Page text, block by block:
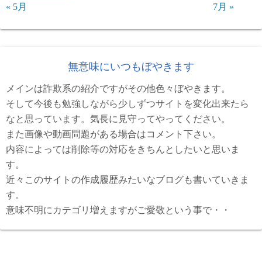
« 5月 7月 »
無意味にいつもぼやきます
メインは詐欺系の紹介ですがその他色々ぼやきます。
そして今後も勉強しながら少しずつサイトを変化出来たら
なと思っています。気長に見守ってやってください。
また画像や動画問題がある場合はコメント下さい。
内容によっては削除等の対応をきちんとしたいと思いま
す。
近々このサイトの作成履歴みたいなブログも書いていきま
す。
意味不明にカテゴリ増えますがご愛敬という事で・・